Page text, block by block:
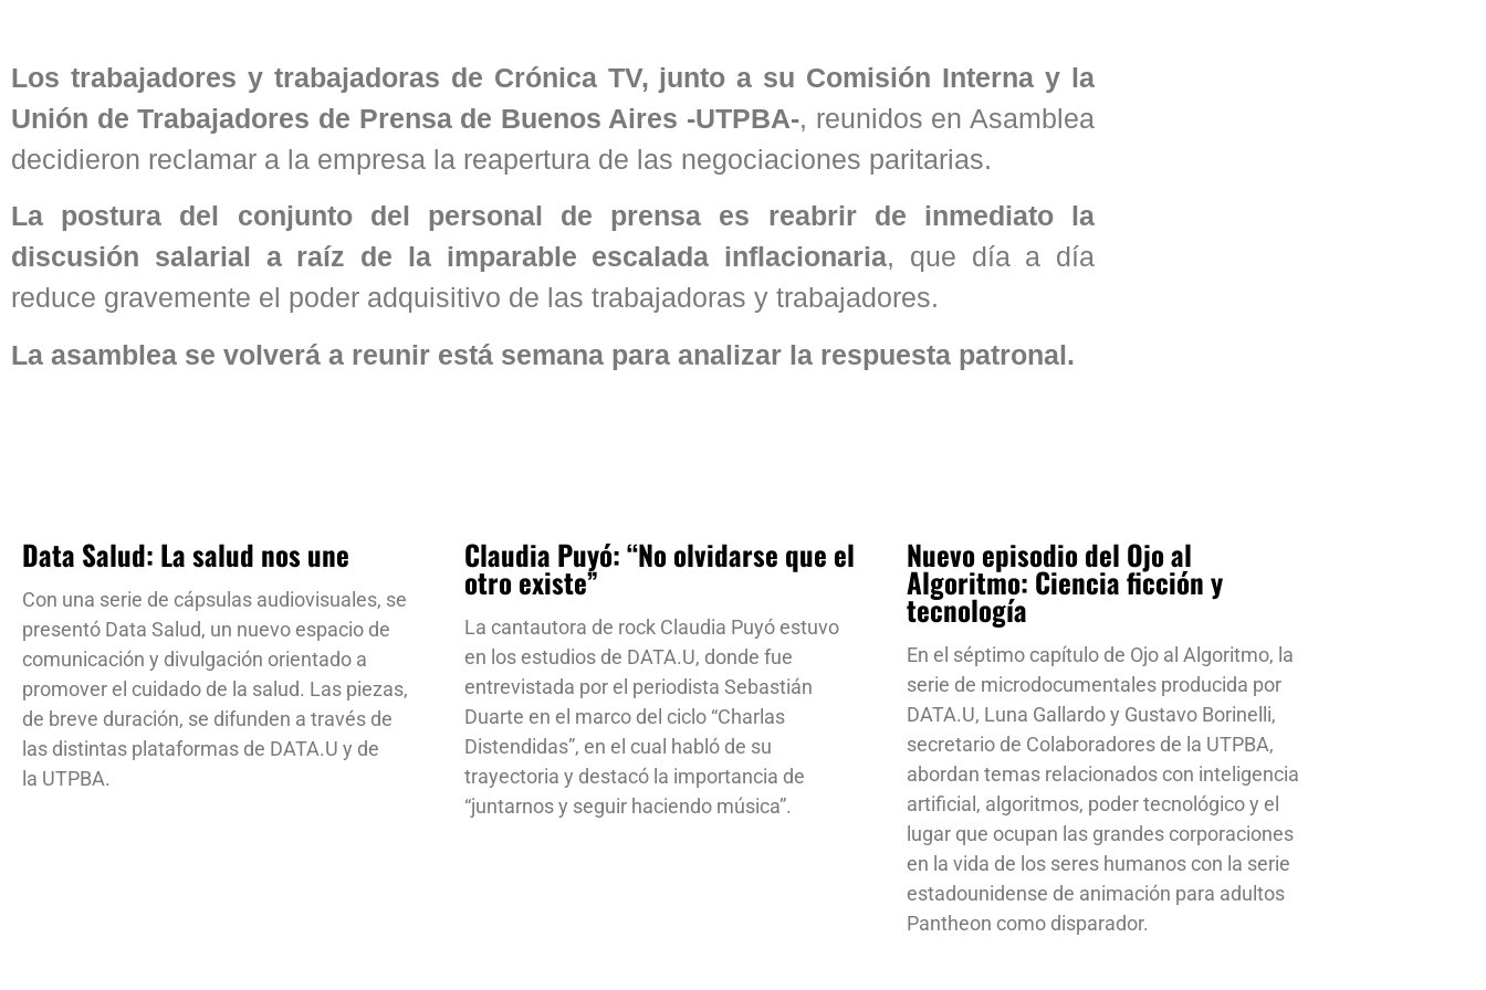
Los trabajadores y trabajadoras de Crónica TV, junto a su Comisión Interna y la
Unión de Trabajadores de Prensa de Buenos Aires -UTPBA-, reunidos en Asamblea
decidieron reclamar a la empresa la reapertura de las negociaciones paritarias.
La postura del conjunto del personal de prensa es reabrir de inmediato la
discusión salarial a raíz de la imparable escalada inflacionaria, que día a día
reduce gravemente el poder adquisitivo de las trabajadoras y trabajadores.
La asamblea se volverá a reunir está semana para analizar la respuesta patronal.
Data Salud: La salud nos une
Con una serie de cápsulas audiovisuales, se
presentó Data Salud, un nuevo espacio de
comunicación y divulgación orientado a
promover el cuidado de la salud. Las piezas,
de breve duración, se difunden a través de
las distintas plataformas de DATA.U y de
la UTPBA.
Claudia Puyó: “No olvidarse que el
otro existe”
La cantautora de rock Claudia Puyó estuvo
en los estudios de DATA.U, donde fue
entrevistada por el periodista Sebastián
Duarte en el marco del ciclo “Charlas
Distendidas”, en el cual habló de su
trayectoria y destacó la importancia de
“juntarnos y seguir haciendo música”.
Nuevo episodio del Ojo al
Algoritmo: Ciencia ficción y
tecnología
En el séptimo capítulo de Ojo al Algoritmo, la
serie de microdocumentales producida por
DATA.U, Luna Gallardo y Gustavo Borinelli,
secretario de Colaboradores de la UTPBA,
abordan temas relacionados con inteligencia
artificial, algoritmos, poder tecnológico y el
lugar que ocupan las grandes corporaciones
en la vida de los seres humanos con la serie
estadounidense de animación para adultos
Pantheon como disparador.